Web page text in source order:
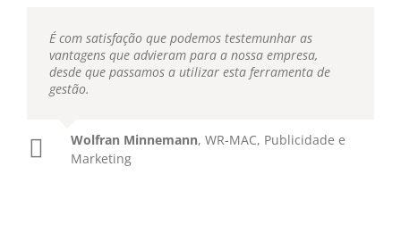
É com satisfação que podemos testemunhar as
vantagens que advieram para a nossa empresa,
desde que passamos a utilizar esta ferramenta de
gestão.
Wolfran Minnemann, WR-MAC, Publicidade e
Marketing